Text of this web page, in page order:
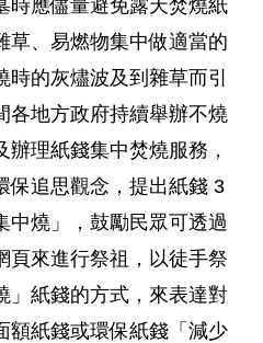
時應儘量避免露天焚燒紙
草、易燃物集中做適當的
的灰燼波及到雜草而引
各地方政府持續舉辦不燒
理紙錢集中焚燒服務，
保追思觀念，提出紙錢 3
中燒」，鼓勵民眾可透過
頁來進行祭祖，以徒手祭
」紙錢的方式，來表達對
額紙錢或環保紙錢「減少